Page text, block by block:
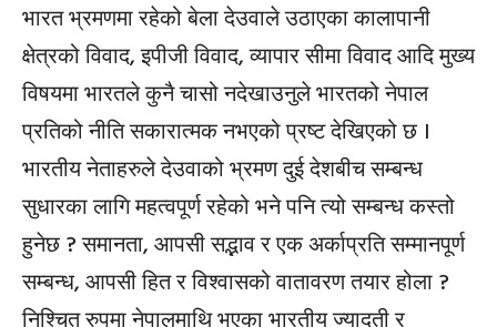
भारत भ्रमणमा रहेको बेला देउवाले उठाएका कालापानी
क्षेत्रको विवाद, इपीजी विवाद, व्यापार सीमा विवाद आदि मुख्य
विषयमा भारतले कुनै चासो नदेखाउनुले भारतको नेपाल
प्रतिको नीति सकारात्मक नभएको प्रष्ट देखिएको छ ।
भारतीय नेताहरुले देउवाको भ्रमण दुई देशबीच सम्बन्ध
सुधारका लागि महत्वपूर्ण रहेको भने पनि त्यो सम्बन्ध कस्तो
हुनेछ ? समानता, आपसी सद्भाव र एक अर्काप्रति सम्मानपूर्ण
सम्बन्ध, आपसी हित र विश्वासको वातावरण तयार होला ?